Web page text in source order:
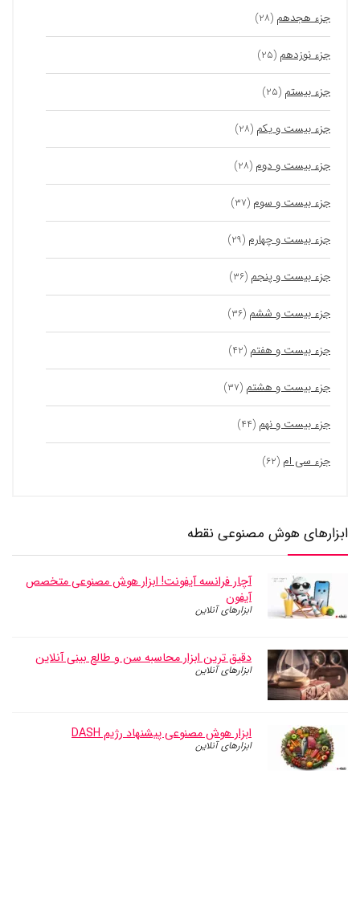
جزء هجدهم (۲۸)
جزء نوزدهم (۲۵)
جزء بیستم (۲۵)
جزء بیست و یکم (۲۸)
جزء بیست و دوم (۲۸)
جزء بیست و سوم (۳۷)
جزء بیست و چهارم (۲۹)
جزء بیست و پنجم (۳۶)
جزء بیست و ششم (۳۶)
جزء بیست و هفتم (۴۲)
جزء بیست و هشتم (۳۷)
جزء بیست و نهم (۴۴)
جزء سی ام (۶۲)
ابزارهای هوش مصنوعی نقطه
آچار فرانسه آیفونت! ابزار هوش مصنوعی متخصص
آیفون
ابزارهای آنلاین
دقیق ترین ابزار محاسبه سن و طالع بینی آنلاین
ابزارهای آنلاین
ابزار هوش مصنوعی پیشنهاد رژیم DASH
ابزارهای آنلاین